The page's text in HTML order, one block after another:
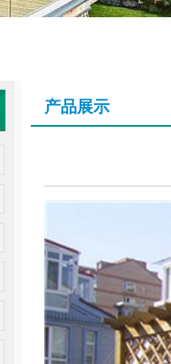
产品展示